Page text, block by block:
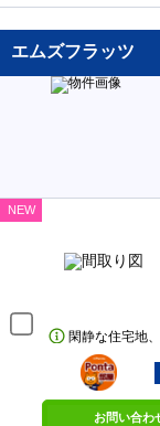
エムズフラッツ
NEW
閑静な住宅地
ポンタ
部屋
お問い合わ